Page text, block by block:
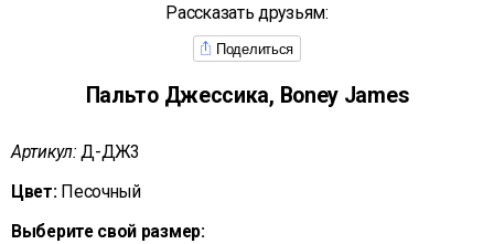
Рассказать друзьям:
Поделиться
Пальто Джессика, Boney James
Артикул: Д-ДЖ3
Цвет: Песочный
Выберите свой размер: